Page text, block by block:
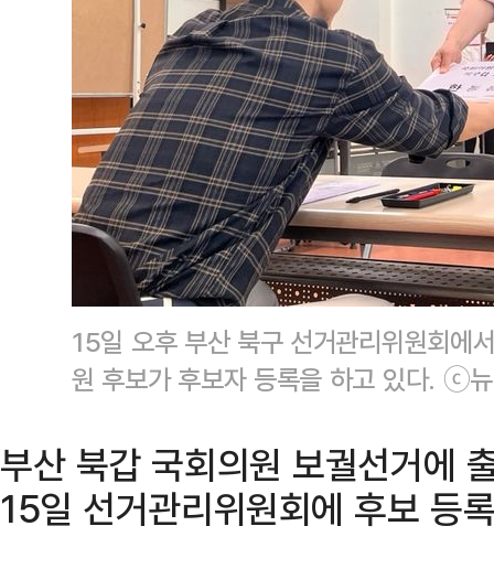
15일 오후 부산 북구 선거관리위원회에
원 후보가 후보자 등록을 하고 있다. ⓒ
부산 북갑 국회의원 보궐선거에
15일 선거관리위원회에 후보 등